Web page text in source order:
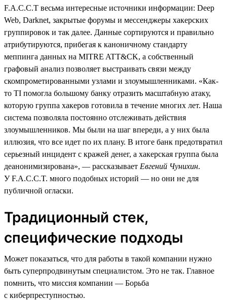
F.A.C.C.T весьма интересные источники информации: Deep
Web, Darknet, закрытые форумы и мессенджеры хакерских
группировок и так далее. Данные сортируются и правильно
атрибутируются, прибегая к каноничному стандарту
меппинга данных на MITRE ATT&CK, а собственный
графовый анализ позволяет выстраивать связи между
скомпрометированными узлами и злоумышленниками. «Как-
то TI помогла большому банку отразить масштабную атаку,
которую группа хакеров готовила в течение многих лет. Наша
система позволяла постоянно отслеживать действия
злоумышленников. Мы были на шаг впереди, а у них была
иллюзия, что все идет по их плану. В итоге банк предотвратил
серьезный инцидент с кражей денег, а хакерская группа была
деанонимизирована», — рассказывает Евгений Чунихин.
У F.A.C.C.T. много подобных историй — но они не для
публичной огласки.
Традиционный стек,
специфические подходы
Может показаться, что для работы в такой компании нужно
быть суперпродвинутым специалистом. Это не так. Главное
помнить, что миссия компании — Борьба
с киберпреступностью.